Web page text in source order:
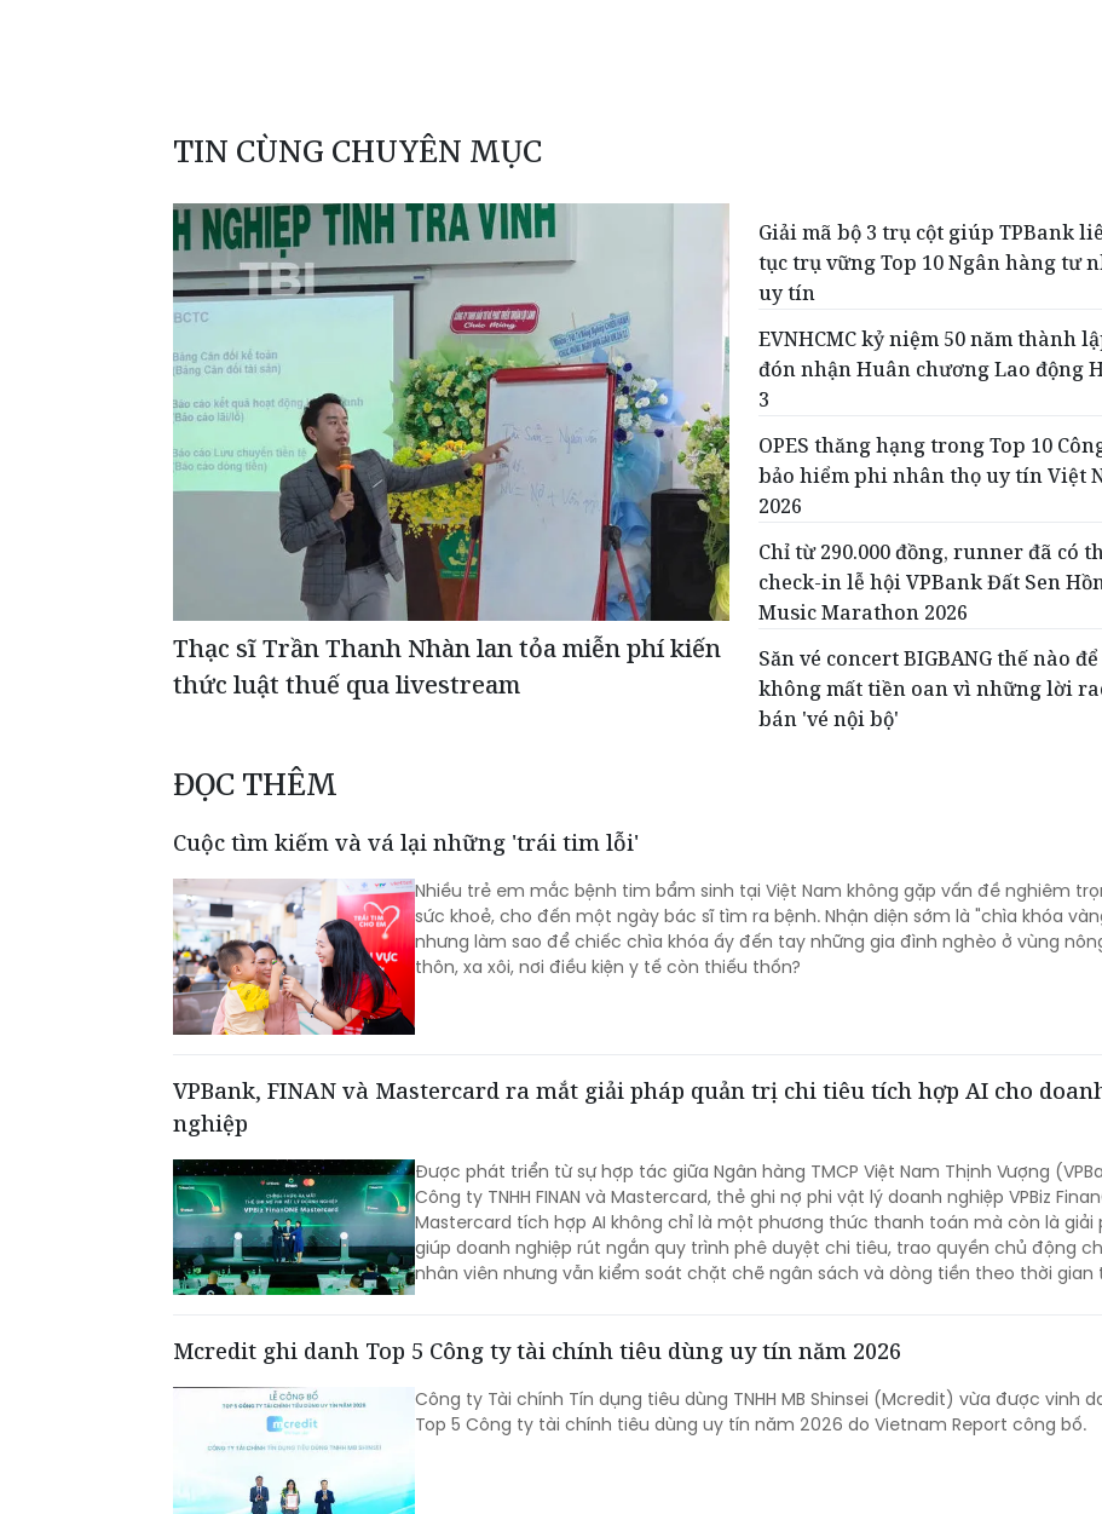
TIN CÙNG CHUYÊN MỤC
Thạc sĩ Trần Thanh Nhàn lan tỏa miễn phí kiến
thức luật thuế qua livestream
Giải mã bộ 3 trụ cột giúp TPBank
tục trụ vững Top 10 Ngân hàng tư
uy tín
EVNHCMC kỷ niệm 50 năm thành
đón nhận Huân chương Lao động
3
OPES thăng hạng trong Top 10
bảo hiểm phi nhân thọ uy tín Việt
2026
Chỉ từ 290.000 đồng, runner đã có
check-in lễ hội VPBank Đất Sen
Music Marathon 2026
Săn vé concert BIGBANG thế nào để
không mất tiền oan vì những lời
bán 'vé nội bộ'
ĐỌC THÊM
Cuộc tìm kiếm và vá lại những 'trái tim lỗi'
Nhiều trẻ em mắc bệnh tim bẩm sinh tại Việt Nam không gặp vấn đề nghiêm
sức khoẻ, cho đến một ngày bác sĩ tìm ra bệnh. Nhận diện sớm là "chìa khóa
nhưng làm sao để chiếc chìa khóa ấy đến tay những gia đình nghèo ở vùng
thôn, xa xôi, nơi điều kiện y tế còn thiếu thốn?
VPBank, FINAN và Mastercard ra mắt giải pháp quản trị chi tiêu tích hợp AI cho
nghiệp
Được phát triển từ sự hợp tác giữa Ngân hàng TMCP Việt Nam Thịnh Vượng
Công ty TNHH FINAN và Mastercard, thẻ ghi nợ phi vật lý doanh nghiệp VPBiz
Mastercard tích hợp AI không chỉ là một phương thức thanh toán mà còn là giải
giúp doanh nghiệp rút ngắn quy trình phê duyệt chi tiêu, trao quyền chủ động
nhân viên nhưng vẫn kiểm soát chặt chẽ ngân sách và dòng tiền theo thời gian
Mcredit ghi danh Top 5 Công ty tài chính tiêu dùng uy tín năm 2026
Công ty Tài chính Tín dụng tiêu dùng TNHH MB Shinsei (Mcredit) vừa được vinh
Top 5 Công ty tài chính tiêu dùng uy tín năm 2026 do Vietnam Report công bố.